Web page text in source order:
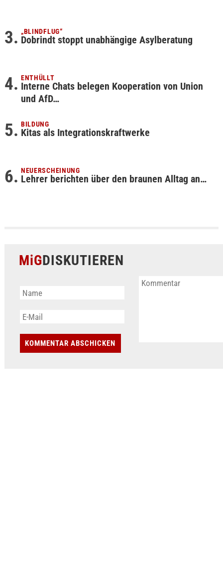
„BLINDFLUG“
Dobrindt stoppt unabhängige Asylberatung
ENTHÜLLT
Interne Chats belegen Kooperation von Union
und AfD…
BILDUNG
Kitas als Integrationskraftwerke
NEUERSCHEINUNG
Lehrer berichten über den braunen Alltag an…
MiGDISKUTIEREN